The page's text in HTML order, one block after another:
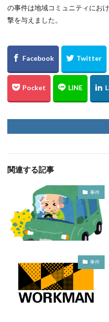
の事件は地域コミュニティにお
撃を与えました。
関連する記事
事件
事件